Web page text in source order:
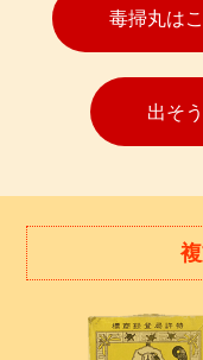
毒掃丸は
出そ